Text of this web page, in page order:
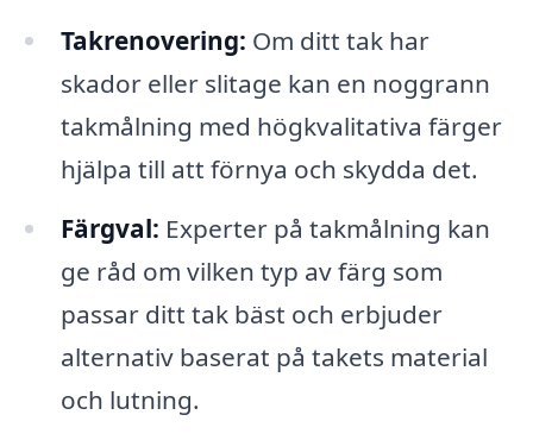
Takrenovering: Om ditt tak har
skador eller slitage kan en noggrann
takmålning med högkvalitativa färger
hjälpa till att förnya och skydda det.
Färgval: Experter på takmålning kan
ge råd om vilken typ av färg som
passar ditt tak bäst och erbjuder
alternativ baserat på takets material
och lutning.